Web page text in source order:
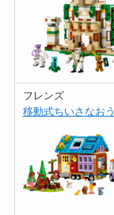
フレンズ
移動式ちいさなお